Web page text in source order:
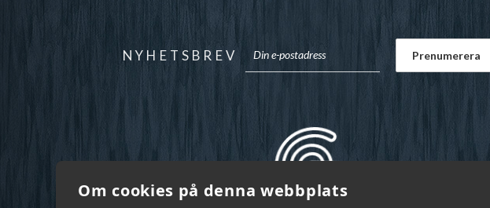
Om cookies på denna webbplats
NYHETSBREV